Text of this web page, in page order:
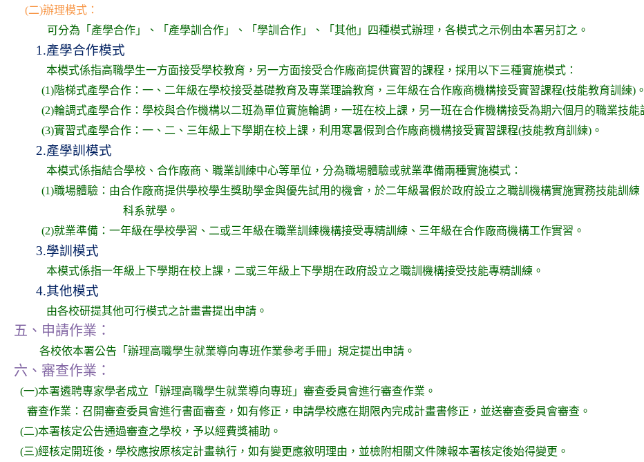
(二)辦理模式：
可分為「產學合作」、「產學訓合作」、「學訓合作」、「其他」四種模式辦理，各模式之示例由本署另訂之。
1.產學合作模式
本模式係指高職學生一方面接受學校教育，另一方面接受合作廠商提供實習的課程，採用以下三種實施模式：
(1)階梯式產學合作：一、二年級在學校接受基礎教育及專業理論教育，三年級在合作廠商機構接受實習課程(技能教育訓練)。
(2)輪調式產學合作：學校與合作機構以二班為單位實施輪調，一班在校上課，另一班在合作機構接受為期六個月的職業技能
(3)實習式產學合作：一、二、三年級上下學期在校上課，利用寒暑假到合作廠商機構接受實習課程(技能教育訓練)。
2.產學訓模式
本模式係指結合學校、合作廠商、職業訓練中心等單位，分為職場體驗或就業準備兩種實施模式：
(1)職場體驗：由合作廠商提供學校學生獎助學金與優先試用的機會，於二年級暑假於政府設立之職訓機構實施實務技能訓
科系就學。
(2)就業準備：一年級在學校學習、二或三年級在職業訓練機構接受專精訓練、三年級在合作廠商機構工作實習。
3.學訓模式
本模式係指一年級上下學期在校上課，二或三年級上下學期在政府設立之職訓機構接受技能專精訓練。
4.其他模式
由各校研提其他可行模式之計畫書提出申請。
五、申請作業：
各校依本署公告「辦理高職學生就業導向專班作業參考手冊」規定提出申請。
六、審查作業：
(一)本署遴聘專家學者成立「辦理高職學生就業導向專班」審查委員會進行審查作業。
審查作業：召開審查委員會進行書面審查，如有修正，申請學校應在期限內完成計畫書修正，並送審查委員會審查。
(二)本署核定公告通過審查之學校，予以經費獎補助。
(三)經核定開班後，學校應按原核定計畫執行，如有變更應敘明理由，並檢附相關文件陳報本署核定後始得變更。